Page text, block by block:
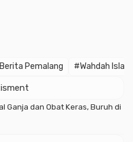
Pemalang #Wahdah
Ganja dan Obat Keras, Buruh di